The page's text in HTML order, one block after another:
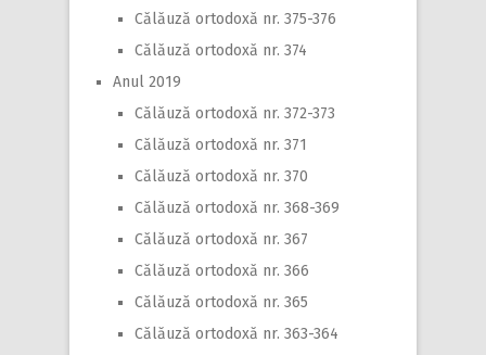
Călăuză ortodoxă nr. 375-376
Călăuză ortodoxă nr. 374
Anul 2019
Călăuză ortodoxă nr. 372-373
Călăuză ortodoxă nr. 371
Călăuză ortodoxă nr. 370
Călăuză ortodoxă nr. 368-369
Călăuză ortodoxă nr. 367
Călăuză ortodoxă nr. 366
Călăuză ortodoxă nr. 365
Călăuză ortodoxă nr. 363-364